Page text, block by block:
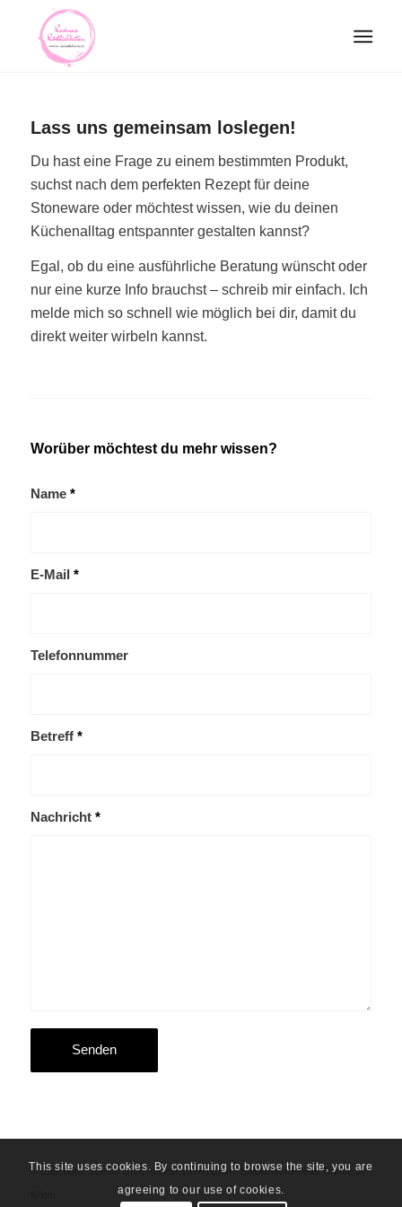
Lass uns gemeinsam loslegen!
Du hast eine Frage zu einem bestimmten Produkt,
suchst nach dem perfekten Rezept für deine
Stoneware oder möchtest wissen, wie du deinen
Küchenalltag entspannter gestalten kannst?
Egal, ob du eine ausführliche Beratung wünscht oder
nur eine kurze Info brauchst – schreib mir einfach. Ich
melde mich so schnell wie möglich bei dir, damit du
direkt weiter wirbeln kannst.
Worüber möchtest du mehr wissen?
Name *
E-Mail *
Telefonnummer
Betreff *
Nachricht *
© Copyright - Karina Groß mit Pampered Chef - Enfold WordPress Theme by
This site uses cookies. By continuing to browse the site, you are
agreeing to our use of cookies.